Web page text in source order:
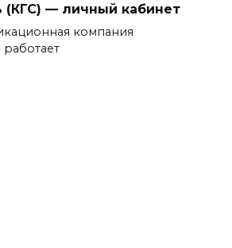
(КГС) — личный кабинет
компания
работает